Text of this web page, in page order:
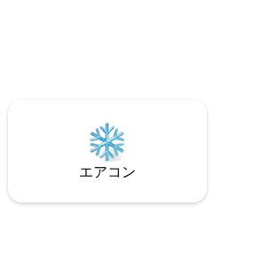
考えられています。プールと屋
スは共有されており、調和を保
エアコン